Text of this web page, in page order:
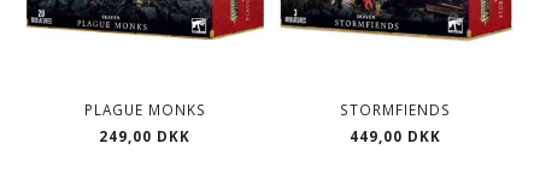
PLAGUE MONKS
249,00 DKK
STORMFIENDS
449,00 DKK